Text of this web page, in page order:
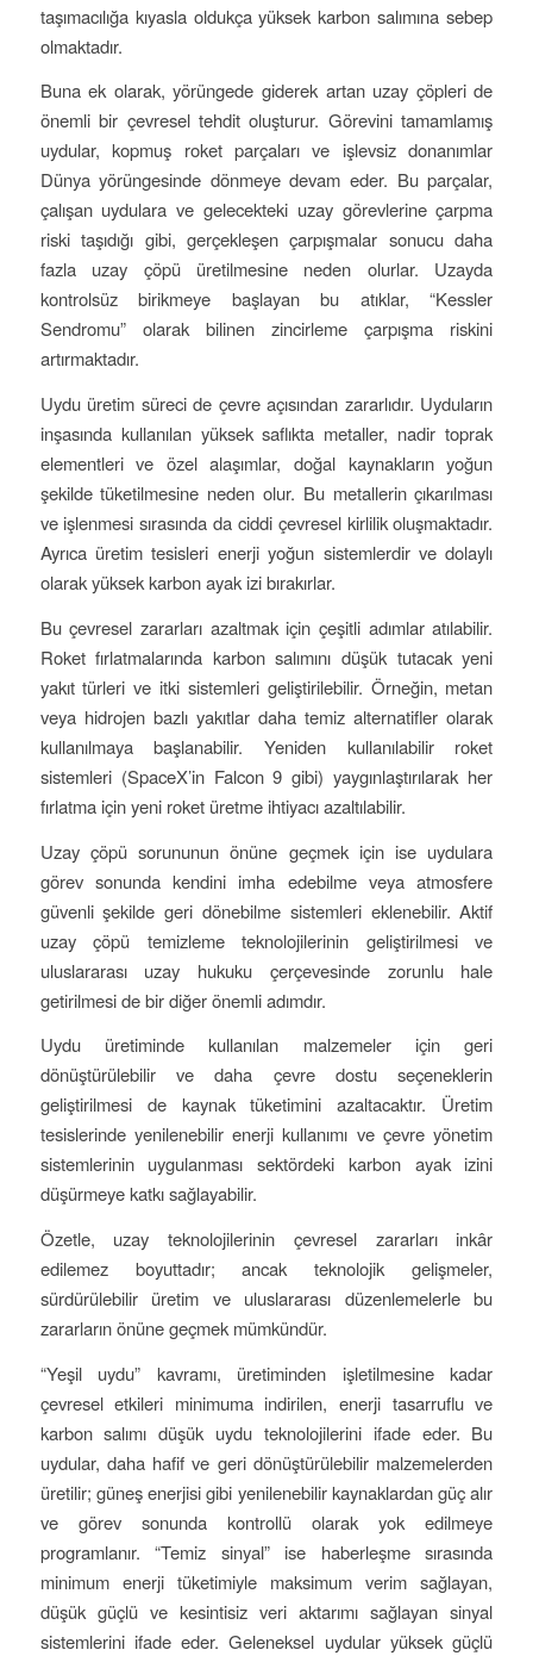
taşımacılığa kıyasla oldukça yüksek karbon salımına sebep
olmaktadır.
Buna ek olarak, yörüngede giderek artan uzay çöpleri de
önemli bir çevresel tehdit oluşturur. Görevini tamamlamış
uydular, kopmuş roket parçaları ve işlevsiz donanımlar
Dünya yörüngesinde dönmeye devam eder. Bu parçalar,
çalışan uydulara ve gelecekteki uzay görevlerine çarpma
riski taşıdığı gibi, gerçekleşen çarpışmalar sonucu daha
fazla uzay çöpü üretilmesine neden olurlar. Uzayda
kontrolsüz birikmeye başlayan bu atıklar, “Kessler
Sendromu” olarak bilinen zincirleme çarpışma riskini
artırmaktadır.
Uydu üretim süreci de çevre açısından zararlıdır. Uyduların
inşasında kullanılan yüksek saflıkta metaller, nadir toprak
elementleri ve özel alaşımlar, doğal kaynakların yoğun
şekilde tüketilmesine neden olur. Bu metallerin çıkarılması
ve işlenmesi sırasında da ciddi çevresel kirlilik oluşmaktadır.
Ayrıca üretim tesisleri enerji yoğun sistemlerdir ve dolaylı
olarak yüksek karbon ayak izi bırakırlar.
Bu çevresel zararları azaltmak için çeşitli adımlar atılabilir.
Roket fırlatmalarında karbon salımını düşük tutacak yeni
yakıt türleri ve itki sistemleri geliştirilebilir. Örneğin, metan
veya hidrojen bazlı yakıtlar daha temiz alternatifler olarak
kullanılmaya başlanabilir. Yeniden kullanılabilir roket
sistemleri (SpaceX’in Falcon 9 gibi) yaygınlaştırılarak her
fırlatma için yeni roket üretme ihtiyacı azaltılabilir.
Uzay çöpü sorununun önüne geçmek için ise uydulara
görev sonunda kendini imha edebilme veya atmosfere
güvenli şekilde geri dönebilme sistemleri eklenebilir. Aktif
uzay çöpü temizleme teknolojilerinin geliştirilmesi ve
uluslararası uzay hukuku çerçevesinde zorunlu hale
getirilmesi de bir diğer önemli adımdır.
Uydu üretiminde kullanılan malzemeler için geri
dönüştürülebilir ve daha çevre dostu seçeneklerin
geliştirilmesi de kaynak tüketimini azaltacaktır. Üretim
tesislerinde yenilenebilir enerji kullanımı ve çevre yönetim
sistemlerinin uygulanması sektördeki karbon ayak izini
düşürmeye katkı sağlayabilir.
Özetle, uzay teknolojilerinin çevresel zararları inkâr
edilemez boyuttadır; ancak teknolojik gelişmeler,
sürdürülebilir üretim ve uluslararası düzenlemelerle bu
zararların önüne geçmek mümkündür.
“Yeşil uydu” kavramı, üretiminden işletilmesine kadar
çevresel etkileri minimuma indirilen, enerji tasarruflu ve
karbon salımı düşük uydu teknolojilerini ifade eder. Bu
uydular, daha hafif ve geri dönüştürülebilir malzemelerden
üretilir; güneş enerjisi gibi yenilenebilir kaynaklardan güç alır
ve görev sonunda kontrollü olarak yok edilmeye
programlanır. “Temiz sinyal” ise haberleşme sırasında
minimum enerji tüketimiyle maksimum verim sağlayan,
düşük güçlü ve kesintisiz veri aktarımı sağlayan sinyal
sistemlerini ifade eder. Geleneksel uydular yüksek güçlü